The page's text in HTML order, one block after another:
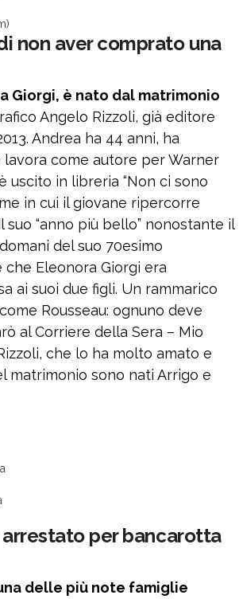
non aver comprato una
Giorgi, è nato dal matrimonio
Angelo Rizzoli, già editore
Andrea ha 44 anni, ha
lavora come autore per Warner
uscito in libreria “Non ci sono
in cui il giovane ripercorre
“anno più bello” nonostante il
del suo 70esimo
Eleonora Giorgi era
ai suoi due figli. Un rammarico
Rousseau: ognuno deve
al Corriere della Sera – Mio
che lo ha molto amato e
matrimonio sono nati Arrigo e
per bancarotta
delle più note famiglie